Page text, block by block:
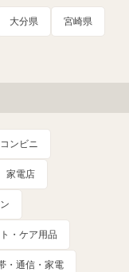
大分県 宮崎県
ンビニ
家電店
・ケア用品
・通信・家電